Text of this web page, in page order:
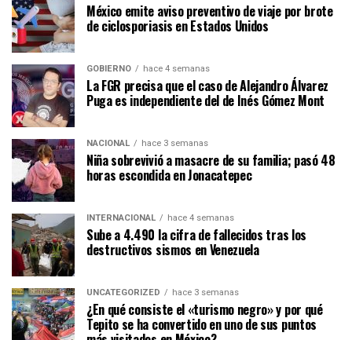
México emite aviso preventivo de viaje por brote
de ciclosporiasis en Estados Unidos
GOBIERNO hace 4 semanas
La FGR precisa que el caso de Alejandro Álvarez
Puga es independiente del de Inés Gómez Mont
NACIONAL hace 3 semanas
Niña sobrevivió a masacre de su familia; pasó 48
horas escondida en Jonacatepec
INTERNACIONAL hace 4 semanas
Sube a 4.490 la cifra de fallecidos tras los
destructivos sismos en Venezuela
UNCATEGORIZED hace 3 semanas
¿En qué consiste el «turismo negro» y por qué
Tepito se ha convertido en uno de sus puntos